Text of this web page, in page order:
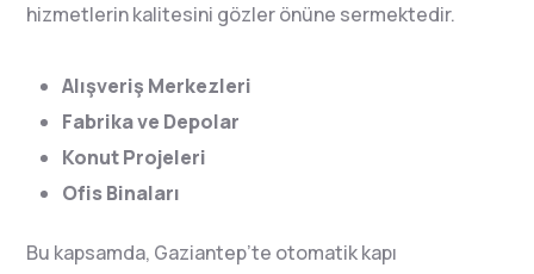
hizmetlerin kalitesini gözler önüne sermektedir.
Alışveriş Merkezleri
Fabrika ve Depolar
Konut Projeleri
Ofis Binaları
Bu kapsamda, Gaziantep’te otomatik kapı